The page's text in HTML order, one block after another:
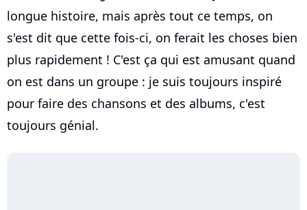
longue histoire, mais après tout ce temps, on
s'est dit que cette fois-ci, on ferait les choses bien
plus rapidement ! C'est ça qui est amusant quand
on est dans un groupe : je suis toujours inspiré
pour faire des chansons et des albums, c'est
toujours génial.